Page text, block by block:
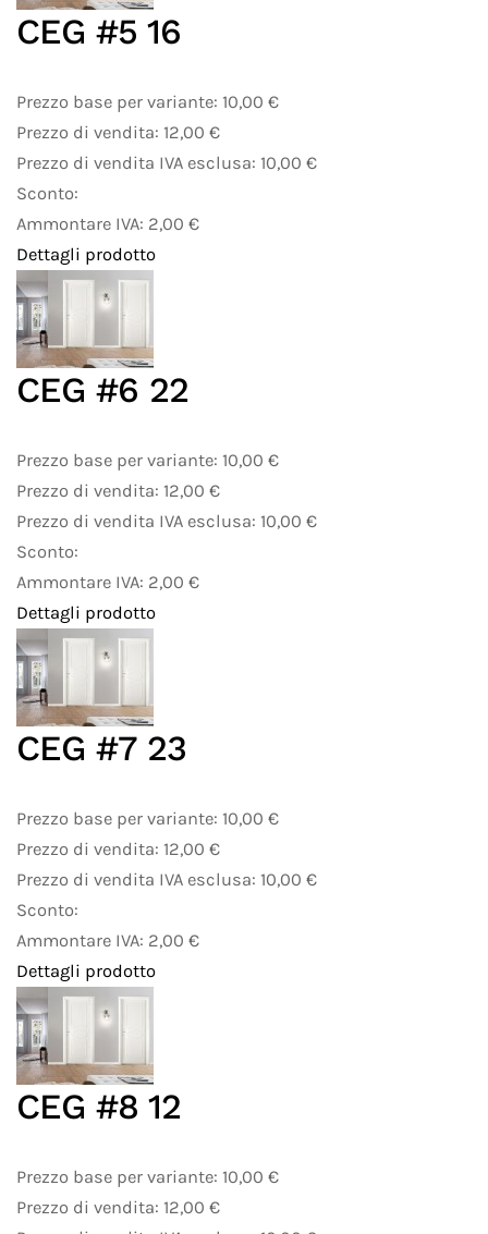
CEG #5 16
Prezzo base per variante: 10,00 €
Prezzo di vendita: 12,00 €
Prezzo di vendita IVA esclusa: 10,00 €
Sconto:
Ammontare IVA: 2,00 €
Dettagli prodotto
CEG #6 22
Prezzo base per variante: 10,00 €
Prezzo di vendita: 12,00 €
Prezzo di vendita IVA esclusa: 10,00 €
Sconto:
Ammontare IVA: 2,00 €
Dettagli prodotto
CEG #7 23
Prezzo base per variante: 10,00 €
Prezzo di vendita: 12,00 €
Prezzo di vendita IVA esclusa: 10,00 €
Sconto:
Ammontare IVA: 2,00 €
Dettagli prodotto
CEG #8 12
Prezzo base per variante: 10,00 €
Prezzo di vendita: 12,00 €